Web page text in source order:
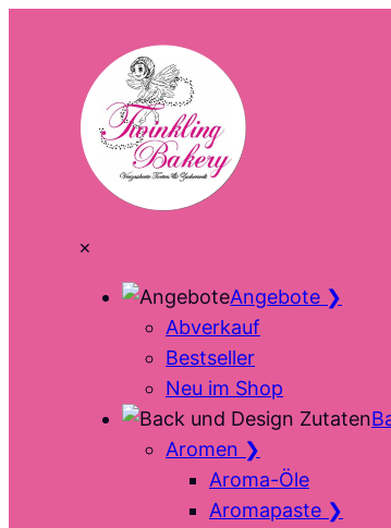
×
Angebote ❯
Abverkauf
Bestseller
Neu im Shop
Aromen ❯
Aroma-Öle
Aromapaste ❯